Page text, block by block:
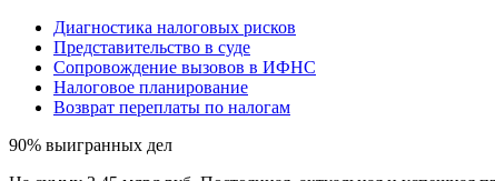
Диагностика налоговых рисков
Представительство в суде
Сопровождение вызовов в ИФНС
Налоговое планирование
Возврат переплаты по налогам
90% выигранных дел